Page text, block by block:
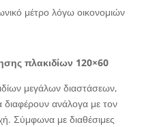
μέτρο λόγω οικονομιών
πλακιδίων 120×60
μεγάλων διαστάσεων,
ανάλογα με τον
Σύμφωνα με διαθέσιμες